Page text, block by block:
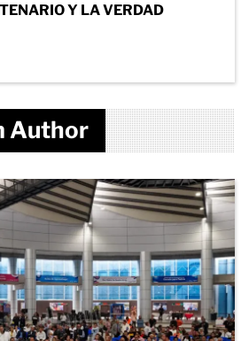
Y LA VERDAD
Author